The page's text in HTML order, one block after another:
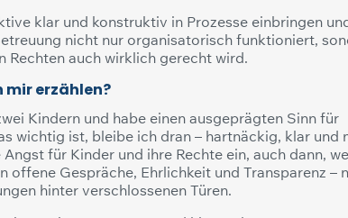
klar und konstruktiv in Prozesse einbringen
nicht nur organisatorisch funktioniert,
Rechten auch wirklich gerecht wird.
mir erzählen?
Kindern und habe einen ausgeprägten Sinn für
wichtig ist, bleibe ich dran – hartnäckig, klar und
für Kinder und ihre Rechte ein, auch dann,
offene Gespräche, Ehrlichkeit und Transparenz –
hinter verschlossenen Türen.